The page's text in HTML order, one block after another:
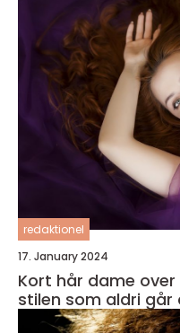
redaktionel
17. January 2024
Kort hår dame
stilen som aldri går